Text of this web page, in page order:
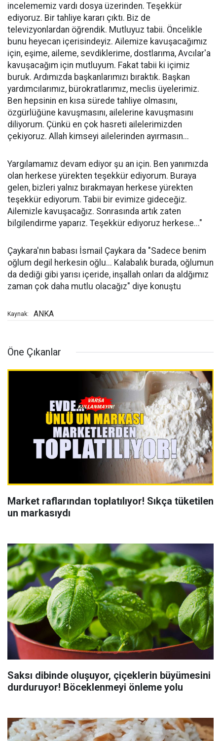
incelememiz vardı dosya üzerinden. Teşekkür
ediyoruz. Bir tahliye kararı çıktı. Biz de
televizyonlardan öğrendik. Mutluyuz tabii. Öncelikle
bunu heyecan içerisindeyiz. Ailemize kavuşacağımız
için, eşime, aileme, sevdiklerime, dostlarıma, Avcılar'a
kavuşacağım için mutluyum. Fakat tabii ki içimiz
buruk. Ardımızda başkanlarımızı bıraktık. Başkan
yardımcılarımız, bürokratlarımız, meclis üyelerimiz.
Ben hepsinin en kısa sürede tahliye olmasını,
özgürlüğüne kavuşmasını, ailelerine kavuşmasını
diliyorum. Çünkü en çok hasreti ailelerimizden
çekiyoruz. Allah kimseyi ailelerinden ayırmasın...
Yargılamamız devam ediyor şu an için. Ben yanımızda
olan herkese yürekten teşekkür ediyorum. Buraya
gelen, bizleri yalnız bırakmayan herkese yürekten
teşekkür ediyorum. Tabii bir evimize gideceğiz.
Ailemizle kavuşacağız. Sonrasında artık zaten
bilgilendirme yaparız. Teşekkür ediyoruz herkese..."
Çaykara'nın babası İsmail Çaykara da "Sadece benim
oğlum degil herkesin oğlu... Kalabalık burada, oğlumun
da dediği gibi yarısı içeride, inşallah onları da aldğımız
zaman çok daha mutlu olacağız" diye konuştu
Kaynak: ANKA
Öne Çıkanlar
Market raflarından toplatılıyor! Sıkça tüketilen
un markasıydı
Saksı dibinde oluşuyor, çiçeklerin büyümesini
durduruyor! Böceklenmeyi önleme yolu